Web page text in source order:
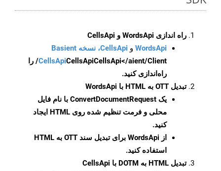
راه اندازی WordsApi و CellsApi
WordsApi و CellsApi، نسخه Basient
CellsApiCellsApi
CellsApi</aient/Client/ را
راه‌اندازی کنید.
تبدیل OTT به HTML با WordsApi
یک ConvertDocumentRequest با نام فایل
محلی و فرمت تنظیم شده روی HTML ایجاد
کنید.
از WordsApi برای تبدیل سند OTT به HTML
استفاده کنید.
تبدیل HTML به DOTM با CellsApi